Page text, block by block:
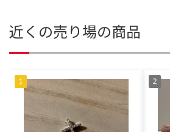
近くの売り場の商品